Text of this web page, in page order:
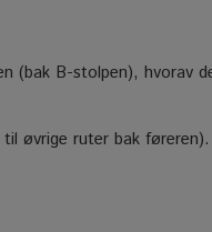
(bak B-stolpen), hvorav
øvrige ruter bak